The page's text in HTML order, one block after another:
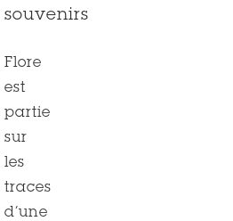
souvenirs
Flore
est
partie
sur
les
traces
d’une